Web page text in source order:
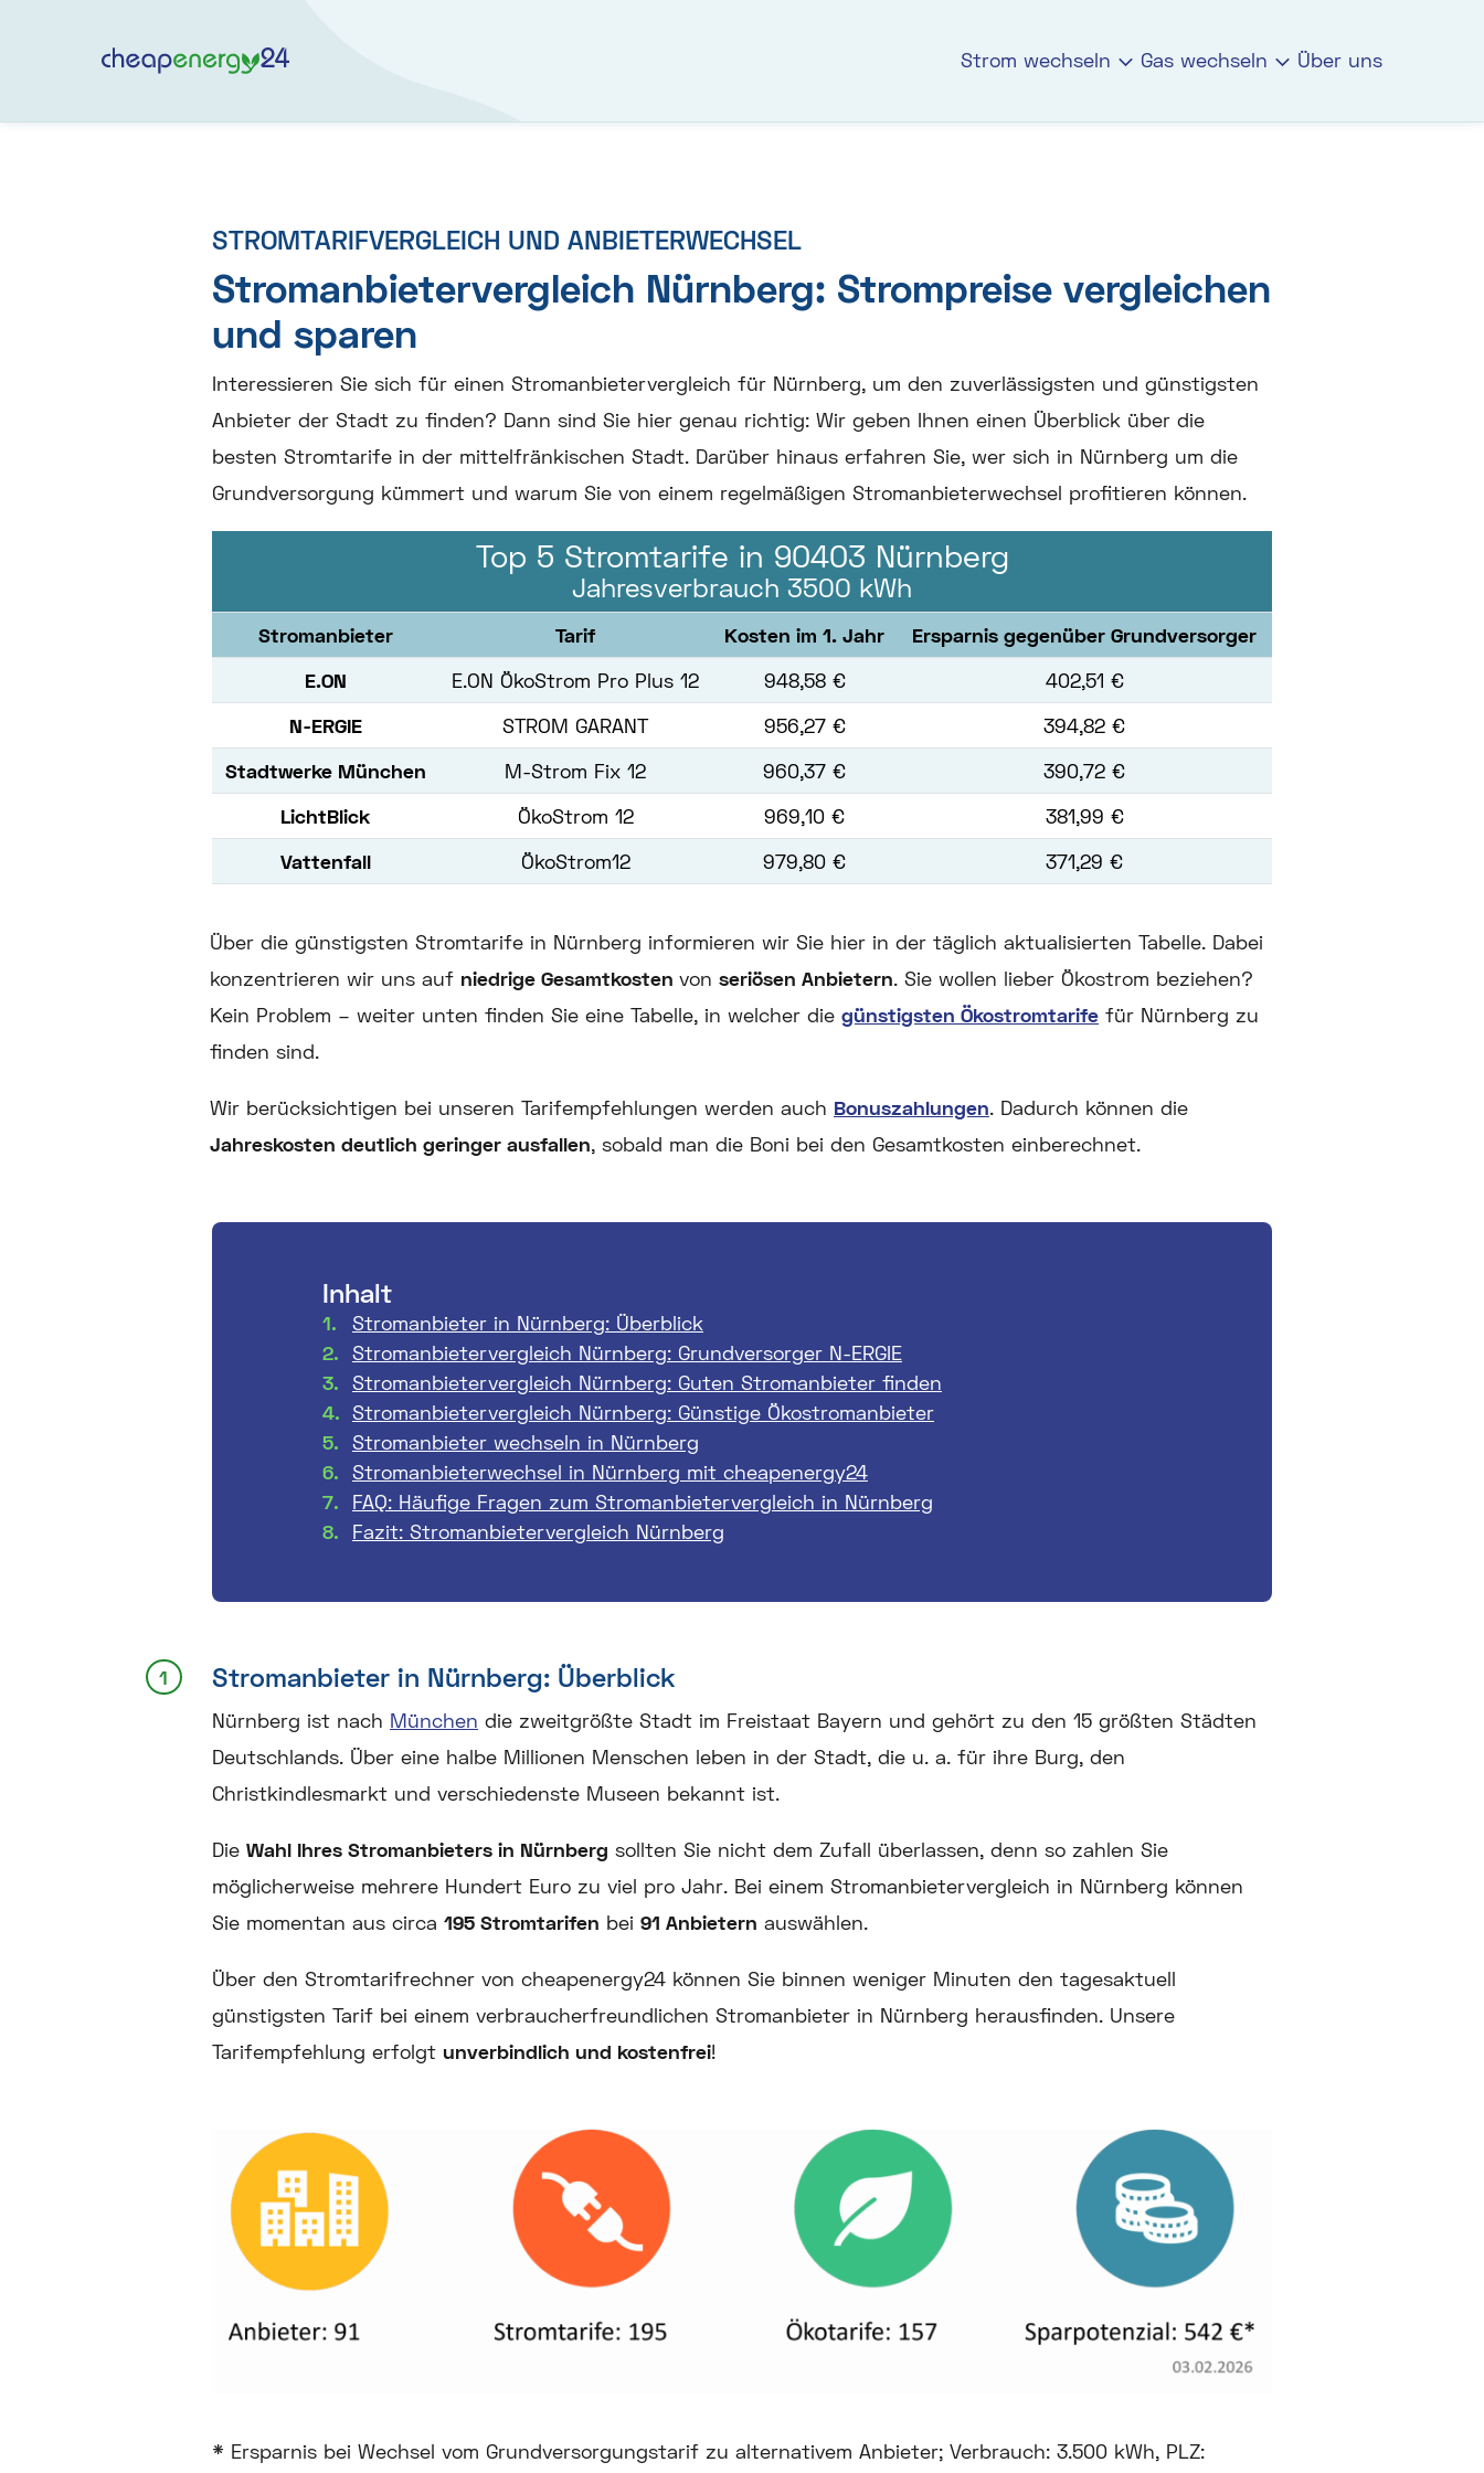
Strom wechseln Gas wechseln Über uns
STROMTARIFVERGLEICH UND ANBIETERWECHSEL
Stromanbietervergleich Nürnberg: Strompreise vergleichen
und sparen
Interessieren Sie sich für einen Stromanbietervergleich für Nürnberg, um den zuverlässigsten und günstigsten
Anbieter der Stadt zu finden? Dann sind Sie hier genau richtig: Wir geben Ihnen einen Überblick über die
besten Stromtarife in der mittelfränkischen Stadt. Darüber hinaus erfahren Sie, wer sich in Nürnberg um die
Grundversorgung kümmert und warum Sie von einem regelmäßigen Stromanbieterwechsel profitieren können.
Top 5 Stromtarife in 90403 Nürnberg
Jahresverbrauch 3500 kWh
Stromanbieter Tarif Kosten im 1. Jahr
Ersparnis gegenüber Grundversorger
E.ON
E.ON ÖkoStrom Pro Plus 12 948,58 €
402,51 €
N-ERGIE
STROM GARANT 956,27 €
394,82 €
Stadtwerke München
M-Strom Fix 12 960,37 €
390,72 €
LichtBlick
ÖkoStrom 12 969,10 €
381,99 €
Vattenfall
ÖkoStrom12 979,80 € 371,29 €
Über die günstigsten Stromtarife in Nürnberg informieren wir Sie hier in der täglich aktualisierten Tabelle. Dabei
konzentrieren wir uns auf niedrige Gesamtkosten von seriösen Anbietern. Sie wollen lieber Ökostrom beziehen?
Kein Problem – weiter unten finden Sie eine Tabelle, in welcher die günstigsten Ökostromtarife für Nürnberg zu
finden sind.
Wir berücksichtigen bei unseren Tarifempfehlungen werden auch Bonuszahlungen. Dadurch können die
Jahreskosten deutlich geringer ausfallen, sobald man die Boni bei den Gesamtkosten einberechnet.
Inhalt
Stromanbieter in Nürnberg: Überblick
Stromanbietervergleich Nürnberg: Grundversorger N-ERGIE
Stromanbietervergleich Nürnberg: Guten Stromanbieter finden
Stromanbietervergleich Nürnberg: Günstige Ökostromanbieter
Stromanbieter wechseln in Nürnberg
Stromanbieterwechsel in Nürnberg mit cheapenergy24
FAQ: Häufige Fragen zum Stromanbietervergleich in Nürnberg
Fazit: Stromanbietervergleich Nürnberg
Stromanbieter in Nürnberg: Überblick
Nürnberg ist nach München die zweitgrößte Stadt im Freistaat Bayern und gehört zu den 15 größten Städten
Deutschlands. Über eine halbe Millionen Menschen leben in der Stadt, die u. a. für ihre Burg, den
Christkindlesmarkt und verschiedenste Museen bekannt ist.
Die Wahl Ihres Stromanbieters in Nürnberg sollten Sie nicht dem Zufall überlassen, denn so zahlen Sie
möglicherweise mehrere Hundert Euro zu viel pro Jahr. Bei einem Stromanbietervergleich in Nürnberg können
Sie momentan aus circa 195 Stromtarifen bei 91 Anbietern auswählen.
Über den Stromtarifrechner von cheapenergy24 können Sie binnen weniger Minuten den tagesaktuell
günstigsten Tarif bei einem verbraucherfreundlichen Stromanbieter in Nürnberg herausfinden. Unsere
Tarifempfehlung erfolgt unverbindlich und kostenfrei!
* Ersparnis bei Wechsel vom Grundversorgungstarif zu alternativem Anbieter; Verbrauch: 3.500 kWh, PLZ: